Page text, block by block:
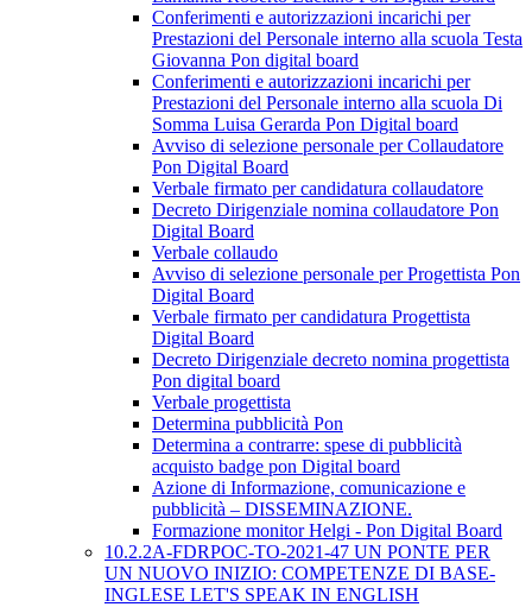
Conferimenti e autorizzazioni incarichi per
Prestazioni del Personale interno alla scuola Testa
Giovanna Pon digital board
Conferimenti e autorizzazioni incarichi per
Prestazioni del Personale interno alla scuola Di
Somma Luisa Gerarda Pon Digital board
Avviso di selezione personale per Collaudatore
Pon Digital Board
Verbale firmato per candidatura collaudatore
Decreto Dirigenziale nomina collaudatore Pon
Digital Board
Verbale collaudo
Avviso di selezione personale per Progettista Pon
Digital Board
Verbale firmato per candidatura Progettista
Digital Board
Decreto Dirigenziale decreto nomina progettista
Pon digital board
Verbale progettista
Determina pubblicità Pon
Determina a contrarre: spese di pubblicità
acquisto badge pon Digital board
Azione di Informazione, comunicazione e
pubblicità – DISSEMINAZIONE.
Formazione monitor Helgi - Pon Digital Board
10.2.2A-FDRPOC-TO-2021-47 UN PONTE PER
UN NUOVO INIZIO: COMPETENZE DI BASE-
INGLESE LET'S SPEAK IN ENGLISH